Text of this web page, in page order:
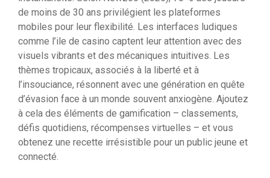
de moins de 30 ans privilégient les plateformes
mobiles pour leur flexibilité. Les interfaces ludiques
comme l’ile de casino captent leur attention avec des
visuels vibrants et des mécaniques intuitives. Les
thèmes tropicaux, associés à la liberté et à
l’insouciance, résonnent avec une génération en quête
d’évasion face à un monde souvent anxiogène. Ajoutez
à cela des éléments de gamification – classements,
défis quotidiens, récompenses virtuelles – et vous
obtenez une recette irrésistible pour un public jeune et
connecté.